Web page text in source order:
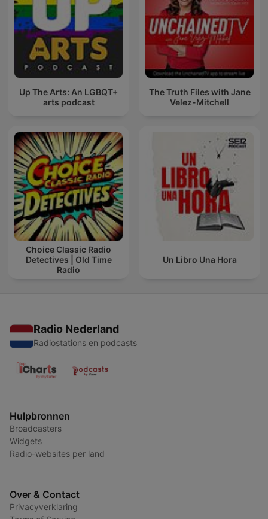
Up The Arts: An LGBQT+
arts podcast
The Truth Files with Jane
Velez-Mitchell
Choice Classic Radio
Detectives | Old Time
Radio
Un Libro Una Hora
Radio Nederland
Radiostations en podcasts
Hulpbronnen
Broadcasters
Widgets
Radio-websites per land
Over & Contact
Privacyverklaring